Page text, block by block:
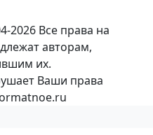
2026 Все права на
авторам,
их.
Ваши права